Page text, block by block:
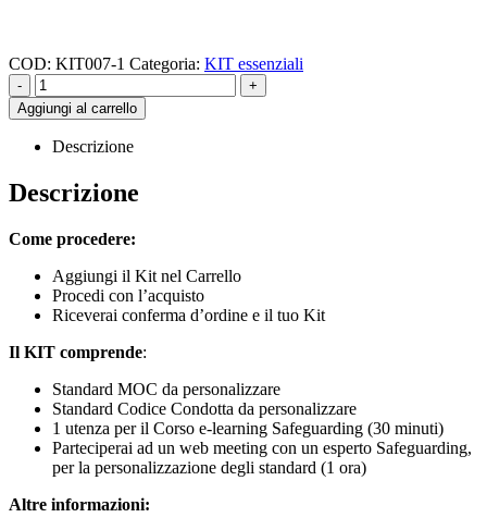
COD: KIT007-1 Categoria: KIT essenziali
-
+
Aggiungi al carrello
Descrizione
Descrizione
Come procedere:
Aggiungi il Kit nel Carrello
Procedi con l’acquisto
Riceverai conferma d’ordine e il tuo Kit
Il KIT comprende:
Standard MOC da personalizzare
Standard Codice Condotta da personalizzare
1 utenza per il Corso e-learning Safeguarding (30 minuti)
Parteciperai ad un web meeting con un esperto Safeguarding,
per la personalizzazione degli standard (1 ora)
Altre informazioni: